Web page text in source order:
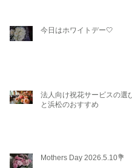
今日はホワイトデー🤍
法人向け祝花サービスの選
と浜松のおすすめ
Mothers Day 2026.5.10💐